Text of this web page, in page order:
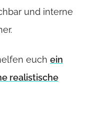
und interne
euch ein
realistische